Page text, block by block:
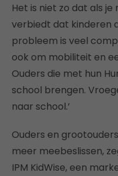
Het is niet zo dat als
verbiedt dat kinderen
probleem is veel
ook om mobiliteit en
Ouders die met hun
school brengen.
naar school.’
Ouders en
meer meebeslissen,
IPM KidWise, een